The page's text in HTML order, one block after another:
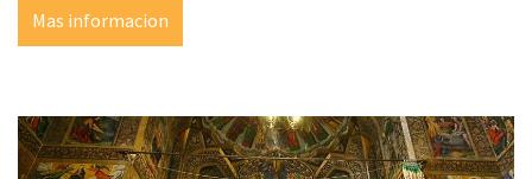
Mas informacion